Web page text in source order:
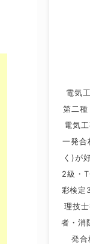
電気
第二
電気
一発
く)が
2級・
彩検定
理技
者・消
発合